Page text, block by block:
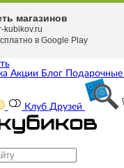
Акции Блог
Клуб Друзей
магазинов
kubikov.ru
в Google Play